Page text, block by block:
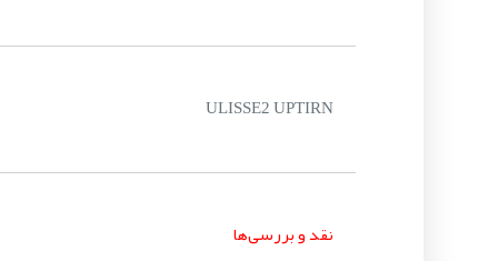
ULISSE2 UPTIRN
نقد و بررسی‌ها